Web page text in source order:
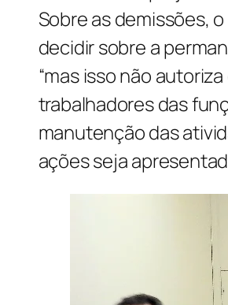
Sobre as demissões,
decidir sobre a
“mas isso não
trabalhadores das
manutenção das
ações seja